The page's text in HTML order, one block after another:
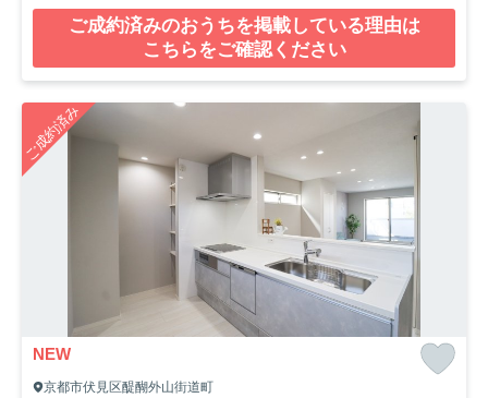
ご成約済みのおうちを掲載している理由は
こちらをご確認ください
ご成約済み
NEW
京都市伏見区醍醐外山街道町